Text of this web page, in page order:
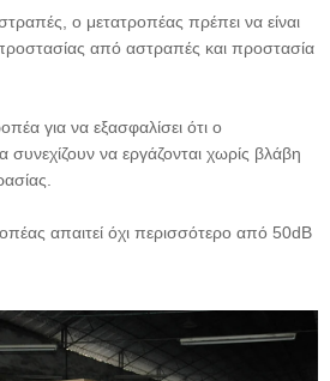
ο μετατροπέας πρέπει να είναι
από αστραπές και προστασία
για να εξασφαλίσει ότι ο
να εργάζονται χωρίς βλάβη
απαιτεί όχι περισσότερο από 50dB